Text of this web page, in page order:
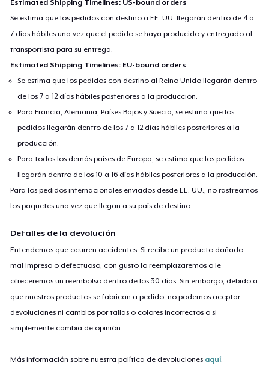
Estimated Shipping Timelines: US-bound orders
Se estima que los pedidos con destino a EE. UU. llegarán dentro de 4 a
7 días hábiles una vez que el pedido se haya producido y entregado al
transportista para su entrega.
Estimated Shipping Timelines: EU-bound orders
Se estima que los pedidos con destino al Reino Unido llegarán dentro
de los 7 a 12 días hábiles posteriores a la producción.
Para Francia, Alemania, Países Bajos y Suecia, se estima que los
pedidos llegarán dentro de los 7 a 12 días hábiles posteriores a la
producción.
Para todos los demás países de Europa, se estima que los pedidos
llegarán dentro de los 10 a 16 días hábiles posteriores a la producción.
Para los pedidos internacionales enviados desde EE. UU., no rastreamos
los paquetes una vez que llegan a su país de destino.
Detalles de la devolución
Entendemos que ocurren accidentes. Si recibe un producto dañado,
mal impreso o defectuoso, con gusto lo reemplazaremos o le
ofreceremos un reembolso dentro de los 30 días. Sin embargo, debido a
que nuestros productos se fabrican a pedido, no podemos aceptar
devoluciones ni cambios por tallas o colores incorrectos o si
simplemente cambia de opinión.
Más información sobre nuestra política de devoluciones aquí.